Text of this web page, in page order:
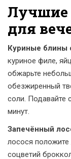
Лучшие
для
Куриные блины
куриное филе,
обжарьте
обезжиренный
соли. Подавайте
минут.
Запечённый
лосося
соцветий